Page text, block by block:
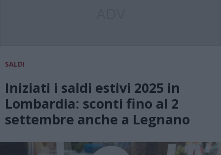
SALDI
Iniziati i saldi estivi 2025 in
Lombardia: sconti fino al 2
settembre anche a Legnano